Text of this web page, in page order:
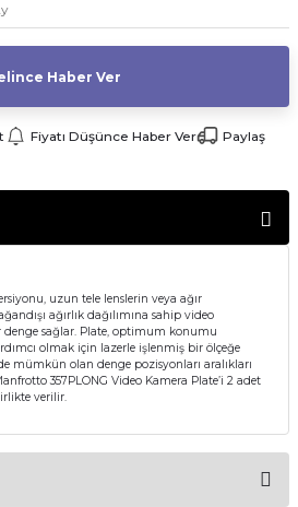
Haber Ver
Fiyatı Düşünce Haber Ver
Paylaş
uzun tele lenslerin veya ağır
ağırlık dağılımına sahip video
sağlar. Plate, optimum konumu
olmak için lazerle işlenmiş bir ölçeğe
mümkün olan denge pozisyonları aralıkları
357PLONG Video Kamera Plate’i 2 adet
verilir.